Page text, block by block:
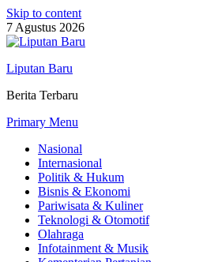
Skip to content
7 Agustus 2026
Liputan Baru
Berita Terbaru
Primary Menu
Nasional
Internasional
Politik & Hukum
Bisnis & Ekonomi
Pariwisata & Kuliner
Teknologi & Otomotif
Olahraga
Infotainment & Musik